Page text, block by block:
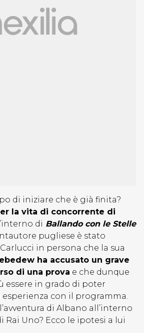
di iniziare che è già finita?
la vita di concorrente di
di Ballando con le Stelle
pugliese è stato
in persona che la sua
ha accusato un grave
di una prova e che dunque
essere in grado di poter
esperienza con il programma.
di Albano all’interno
Rai Uno? Ecco le ipotesi a lui